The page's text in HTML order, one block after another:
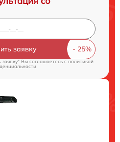
заявку
Вы соглашаетесь cполитикой